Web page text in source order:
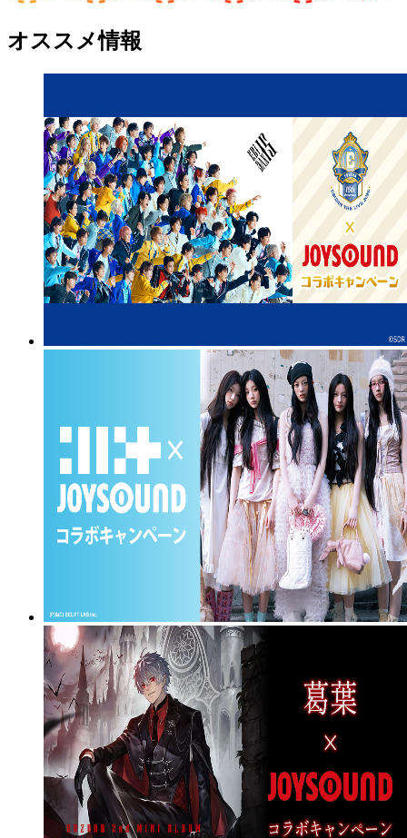
オススメ情報